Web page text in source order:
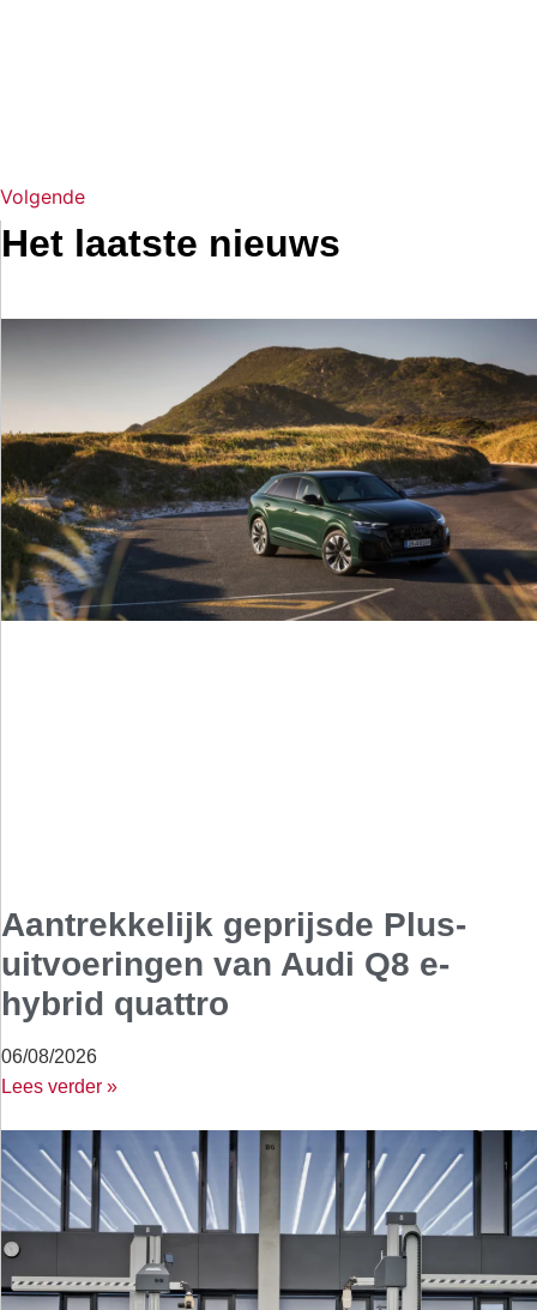
Volgende
Het laatste nieuws
Aantrekkelijk geprijsde Plus-
uitvoeringen van Audi Q8 e-
hybrid quattro
06/08/2026
Lees verder »